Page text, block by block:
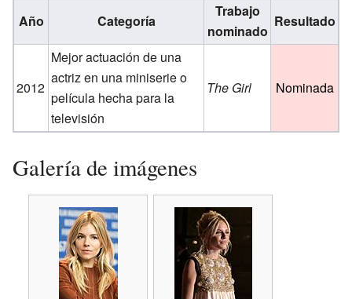
Año Categoría
Trabajo
nominado
Resultado
2012
Mejor actuación de una
actriz en una miniserie o
película hecha para la
televisión
The Girl Nominada
Galería de imágenes